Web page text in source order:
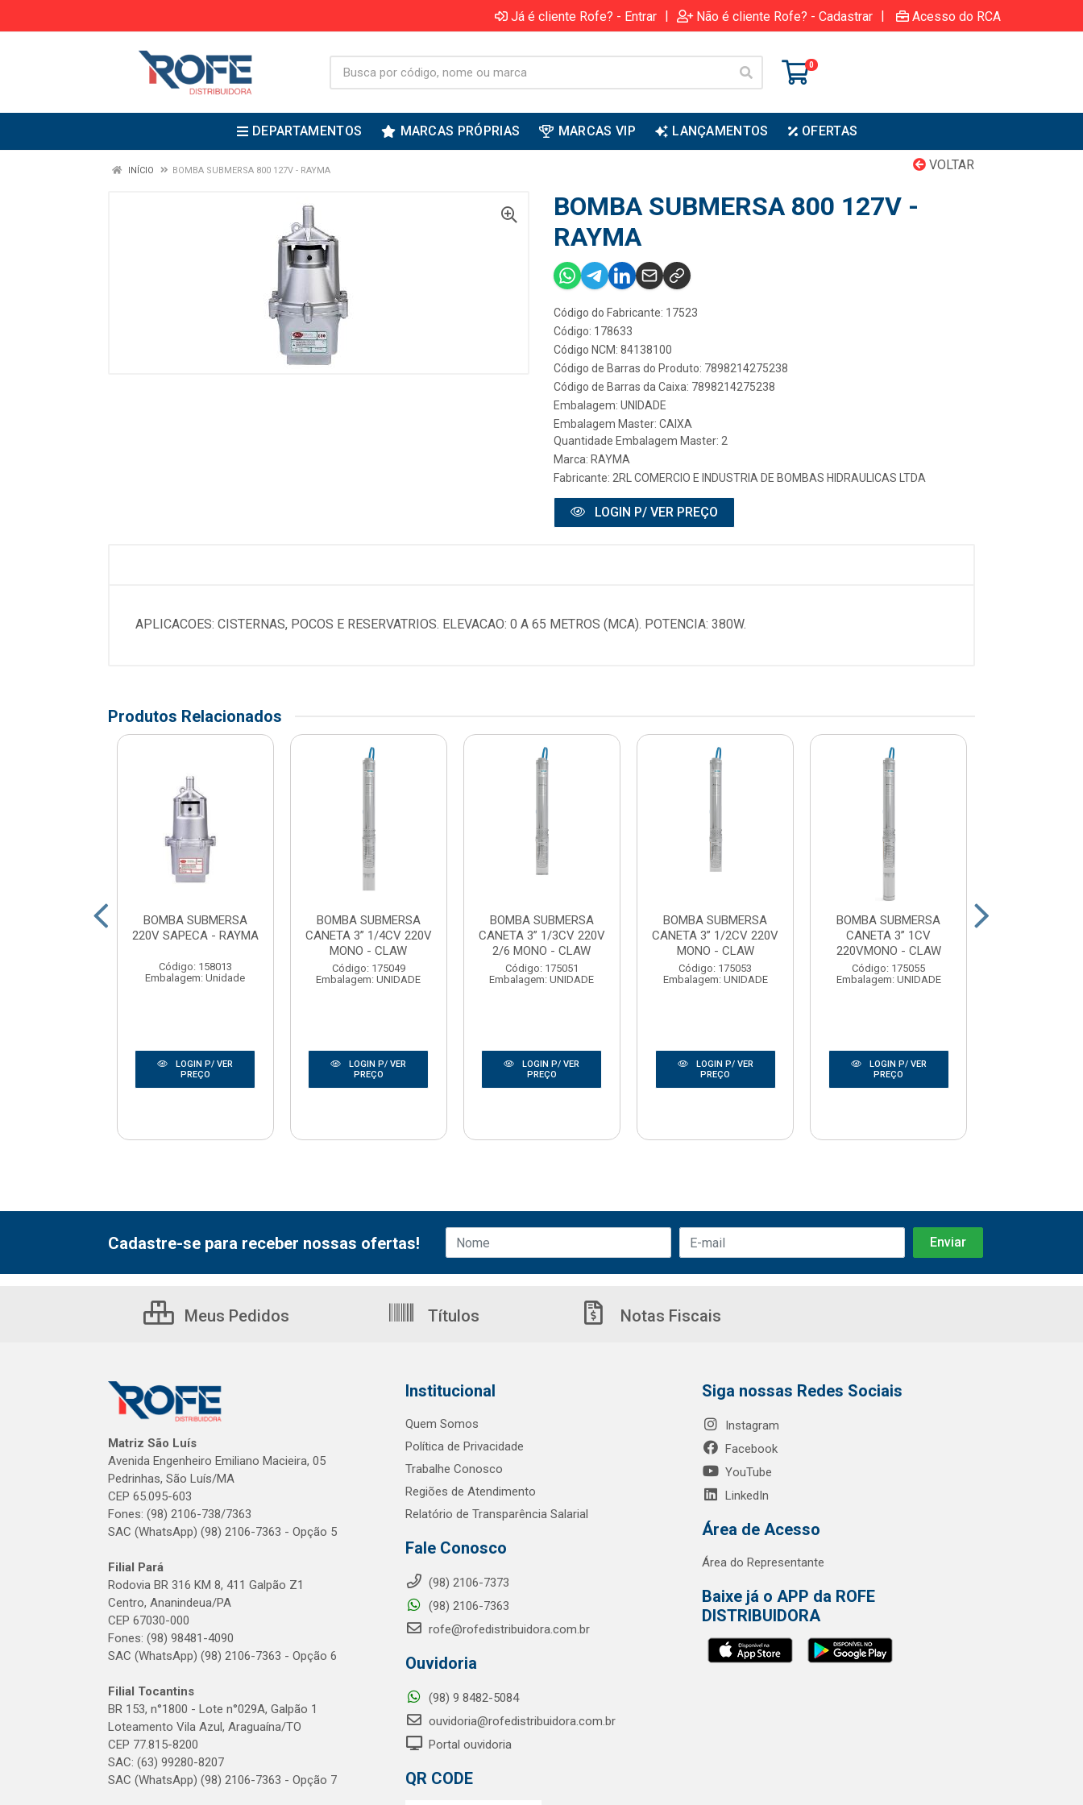
Já é cliente Rofe? - Entrar | Não é cliente Rofe? - Cadastrar | Acesso do RCA
0
DEPARTAMENTOS MARCAS PRÓPRIAS MARCAS VIP LANÇAMENTOS OFERTAS
VOLTAR
INÍCIO BOMBA SUBMERSA 800 127V - RAYMA
BOMBA SUBMERSA 800 127V -
RAYMA
Código do Fabricante: 17523
Código: 178633
Código NCM: 84138100
Código de Barras do Produto: 7898214275238
Código de Barras da Caixa: 7898214275238
Embalagem: UNIDADE
Embalagem Master: CAIXA
Quantidade Embalagem Master: 2
Marca: RAYMA
Fabricante: 2RL COMERCIO E INDUSTRIA DE BOMBAS HIDRAULICAS LTDA
LOGIN P/ VER PREÇO
APLICACOES: CISTERNAS, POCOS E RESERVATRIOS. ELEVACAO: 0 A 65 METROS (MCA). POTENCIA: 380W.
Produtos Relacionados
BOMBA SUBMERSA
220V SAPECA - RAYMA
Código: 158013
Embalagem: Unidade
LOGIN P/ VER
PREÇO
BOMBA SUBMERSA
CANETA 3” 1/4CV 220V
MONO - CLAW
Código: 175049
Embalagem: UNIDADE
LOGIN P/ VER
PREÇO
BOMBA SUBMERSA
CANETA 3” 1/3CV 220V
2/6 MONO - CLAW
Código: 175051
Embalagem: UNIDADE
LOGIN P/ VER
PREÇO
BOMBA SUBMERSA
CANETA 3” 1/2CV 220V
MONO - CLAW
Código: 175053
Embalagem: UNIDADE
LOGIN P/ VER
PREÇO
BOMBA SUBMERSA
CANETA 3” 1CV
220VMONO - CLAW
Código: 175055
Embalagem: UNIDADE
LOGIN P/ VER
PREÇO
Cadastre-se para receber nossas ofertas!
Meus Pedidos Títulos Notas Fiscais
Matriz São Luís
Avenida Engenheiro Emiliano Macieira, 05
Pedrinhas, São Luís/MA
CEP 65.095-603
Fones: (98) 2106-738/7363
SAC (WhatsApp) (98) 2106-7363 - Opção 5
Filial Pará
Rodovia BR 316 KM 8, 411 Galpão Z1
Centro, Ananindeua/PA
CEP 67030-000
Fones: (98) 98481-4090
SAC (WhatsApp) (98) 2106-7363 - Opção 6
Filial Tocantins
BR 153, n°1800 - Lote n°029A, Galpão 1
Loteamento Vila Azul, Araguaína/TO
CEP 77.815-8200
SAC: (63) 99280-8207
SAC (WhatsApp) (98) 2106-7363 - Opção 7
Institucional
Quem Somos
Política de Privacidade
Trabalhe Conosco
Regiões de Atendimento
Relatório de Transparência Salarial
Fale Conosco
(98) 2106-7373
(98) 2106-7363
rofe@rofedistribuidora.com.br
Ouvidoria
(98) 9 8482-5084
ouvidoria@rofedistribuidora.com.br
Portal ouvidoria
QR CODE
Siga nossas Redes Sociais
Instagram
Facebook
YouTube
LinkedIn
Área de Acesso
Área do Representante
Baixe já o APP da ROFE
DISTRIBUIDORA